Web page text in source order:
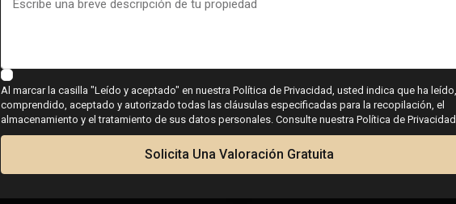
Al marcar la casilla "Leído y aceptado" en nuestra Política de Privacidad, usted indica que ha leído,
comprendido, aceptado y autorizado todas las cláusulas especificadas para la recopilación, el
almacenamiento y el tratamiento de sus datos personales. Consulte nuestra Política de Privacidad.
Solicita Una Valoración Gratuita